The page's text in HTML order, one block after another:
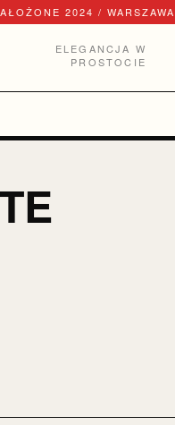
2024 / WARSZAWA
ELEGANCJA W
PROSTOCIE